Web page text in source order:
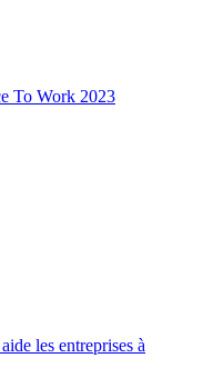
To Work 2023
les entreprises à